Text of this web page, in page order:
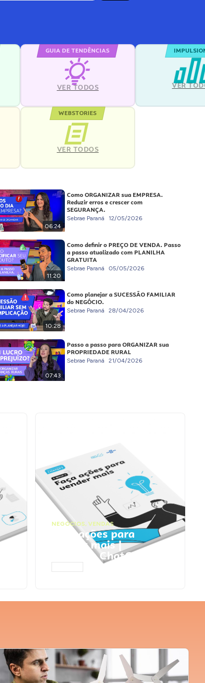
GUIA DE TENDÊNCIAS
VER TODOS VER
WEBSTORIES
VER TODOS
06:24
Como ORGANIZAR sua EMPRESA.
Reduzir erros e crescer com
SEGURANÇA.
Sebrae Paraná 12/05/2026
11:20
Como definir o PREÇO DE VENDA. Passo
a passo atualizado com PLANILHA
GRATUITA
Sebrae Paraná 05/05/2026
10:28
Como planejar a SUCESSÃO FAMILIAR
do NEGÓCIO.
Sebrae Paraná 28/04/2026
07:43
Passo a passo para ORGANIZAR sua
PROPRIEDADE RURAL
Sebrae Paraná 21/04/2026
NEGÓCIOS, VENDAS
Faça ações para
vender mais |
Prompts ChatGPT